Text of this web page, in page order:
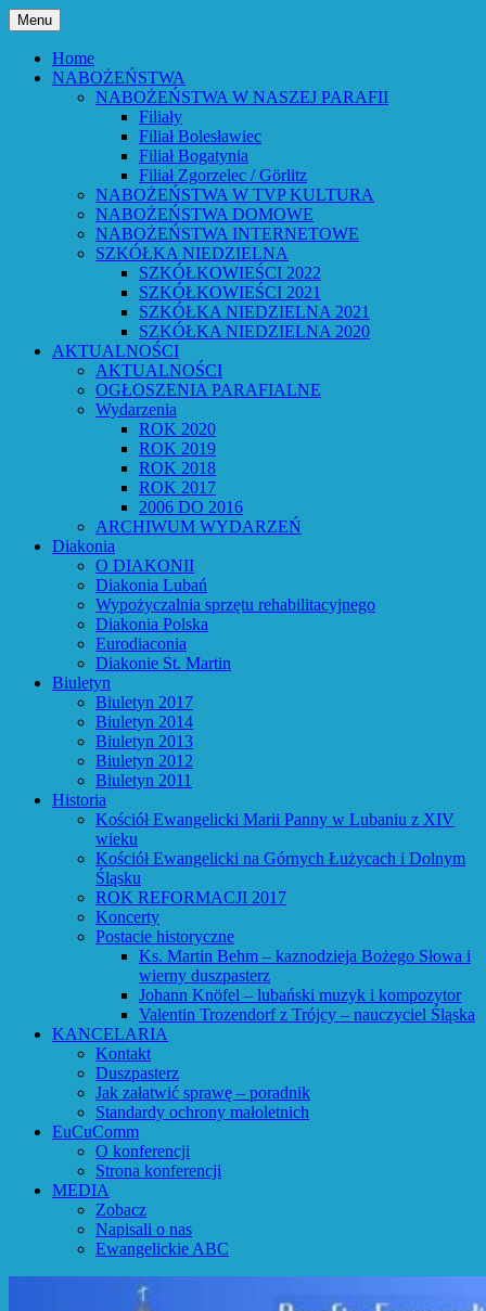
Przejdź
do
treściParafia Ewangelicko-
Augsburska w Lubaniu
czynię – Obj 21,5 – Słowo Boże Roku
Pańskiego 2026
Menu
Home
NABOŻEŃSTWA
NABOŻEŃSTWA W NASZEJ PARAFII
Filiały
Filiał Bolesławiec
Filiał Bogatynia
Filiał Zgorzelec / Görlitz
NABOŻEŃSTWA W TVP KULTURA
NABOŻEŃSTWA DOMOWE
NABOŻEŃSTWA INTERNETOWE
SZKÓŁKA NIEDZIELNA
SZKÓŁKOWIEŚCI 2022
SZKÓŁKOWIEŚCI 2021
SZKÓŁKA NIEDZIELNA 2021
SZKÓŁKA NIEDZIELNA 2020
AKTUALNOŚCI
AKTUALNOŚCI
OGŁOSZENIA PARAFIALNE
Wydarzenia
ROK 2020
ROK 2019
ROK 2018
ROK 2017
2006 DO 2016
ARCHIWUM WYDARZEŃ
Diakonia
O DIAKONII
Diakonia Lubań
Wypożyczalnia sprzętu rehabilitacyjnego
Diakonia Polska
Eurodiaconia
Diakonie St. Martin
Biuletyn
Biuletyn 2017
Biuletyn 2014
Biuletyn 2013
Biuletyn 2012
Biuletyn 2011
Historia
Kościół Ewangelicki Marii Panny w Lubaniu z XIV
wieku
Kościół Ewangelicki na Górnych Łużycach i Dolnym
Śląsku
ROK REFORMACJI 2017
Koncerty
Postacie historyczne
Ks. Martin Behm – kaznodzieja Bożego Słowa i
wierny duszpasterz
Johann Knöfel – lubański muzyk i kompozytor
Valentin Trozendorf z Trójcy – nauczyciel Śląska
KANCELARIA
Kontakt
Duszpasterz
Jak załatwić sprawę – poradnik
Standardy ochrony małoletnich
EuCuComm
O konferencji
Strona konferencji
MEDIA
Zobacz
Napisali o nas
Ewangelickie ABC